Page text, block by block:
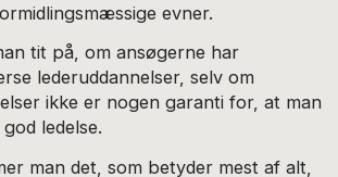
evner.
tit på, om ansøgerne har
lederuddannelser, selv om
ikke er nogen garanti for, at man
ledelse.
man det, som betyder mest af alt,